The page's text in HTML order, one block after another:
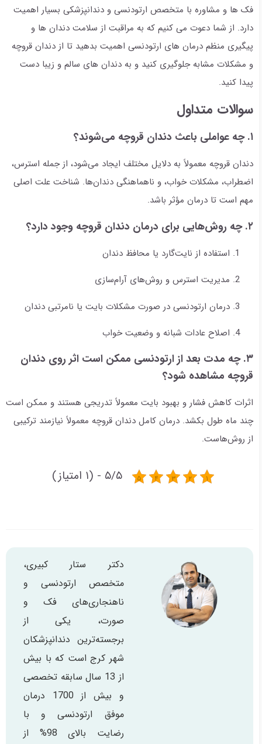
فک ها و مشاوره با متخصص ارتودنسی و دندانپزشکی بسیار اهمیت
دارد. از شما دعوت می کنیم که به مراقبت از سلامت دندان ها و
پیگیری منظم درمان های ارتودنسی اهمیت بدهید تا از دندان قروچه
و مشکلات مشابه جلوگیری کنید و به دندان های سالم و زیبا دست
پیدا کنید.
سوالات متداول
۱. چه عواملی باعث دندان قروچه می‌شوند؟
دندان قروچه معمولاً به دلایل مختلف ایجاد می‌شود، از جمله استرس،
اضطراب، مشکلات خواب، و ناهماهنگی دندان‌ها. شناخت علت اصلی
مهم است تا درمان مؤثر باشد.
۲. چه روش‌هایی برای درمان دندان قروچه وجود دارد؟
استفاده از نایت‌گارد یا محافظ دندان
مدیریت استرس و روش‌های آرام‌سازی
درمان ارتودنسی در صورت مشکلات بایت یا نامرتبی دندان
اصلاح عادات شبانه و وضعیت خواب
۳. چه مدت بعد از ارتودنسی ممکن است اثر روی دندان
قروچه مشاهده شود؟
اثرات کاهش فشار و بهبود بایت معمولاً تدریجی هستند و ممکن است
چند ماه طول بکشد. درمان کامل دندان قروچه معمولاً نیازمند ترکیبی
از روش‌هاست.
۵/۵ - (۱ امتیاز)
دکتر ستار کبیری،
متخصص ارتودنسی و
ناهنجاری‌های فک و
صورت، یکی از
برجسته‌ترین دندانپزشکان
شهر کرج است که با بیش
از 13 سال سابقه تخصصی
و بیش از 1700 درمان
موفق ارتودنسی و با
رضایت بالای 98% از